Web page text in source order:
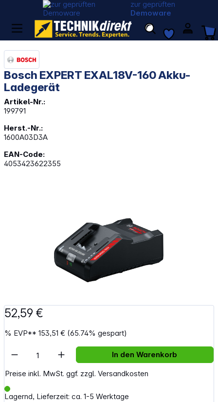
zur geprüften
Demoware
Bosch EXPERT EXAL18V-160 Akku-
Ladegerät
Artikel-Nr.:
199791
Herst.-Nr.:
1600A03D3A
EAN-Code:
4053423622355
52,59 €
% EVP**153,51 € (65.74% gespart)
Preise inkl. MwSt. ggf. zzgl. Versandkosten
Lagernd, Lieferzeit: ca. 1-5 Werktage
Artikel Anzahl: Gib den gewünschten
In den Warenkorb